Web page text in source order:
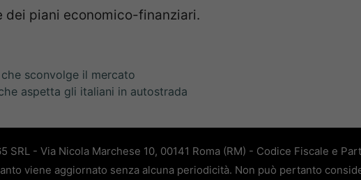
piani economico-finanziari.
sconvolge il mercato
aspetta gli italiani in autostrada
SRL - Via Nicola Marchese 10, 00141 Roma (RM) - Codice Fiscale e
viene aggiornato senza alcuna periodicità. Non può pertanto